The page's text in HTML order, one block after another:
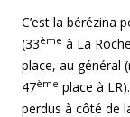
C’est la bérézina
(33ème à La
place, au général
47ème place à
perdus à côté de